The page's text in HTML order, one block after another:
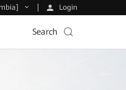
Login
Search